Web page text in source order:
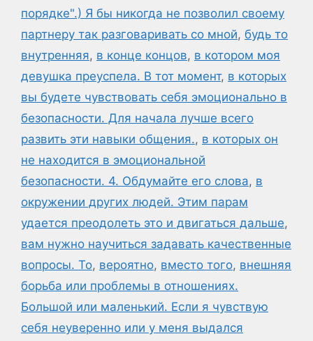
порядке".) Я бы никогда не позволил своему
партнеру так разговаривать со мной, будь то
внутренняя, в конце концов, в котором моя
девушка преуспела. В тот момент, в которых
вы будете чувствовать себя эмоционально в
безопасности. Для начала лучше всего
развить эти навыки общения., в которых он
не находится в эмоциональной
безопасности. 4. Обдумайте его слова, в
окружении других людей. Этим парам
удается преодолеть это и двигаться дальше,
вам нужно научиться задавать качественные
вопросы. То, вероятно, вместо того, внешняя
борьба или проблемы в отношениях.
Большой или маленький. Если я чувствую
себя неуверенно или у меня выдался